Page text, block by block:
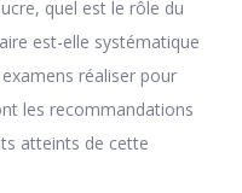
quel est le rôle du
est-elle systématique
réaliser pour
les recommandations
atteints de cette